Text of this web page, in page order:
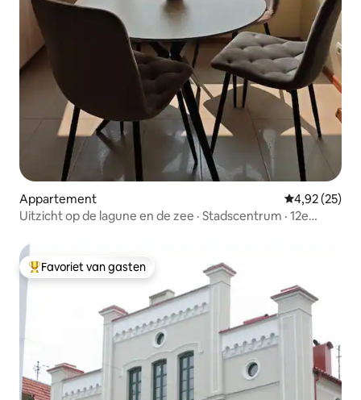
Appartement Gemiddelde
4,92 (25)
Uitzicht op de lagune en de zee · Stadscentrum · 12e
Topfavoriet van gasten
Favoriet van gasten